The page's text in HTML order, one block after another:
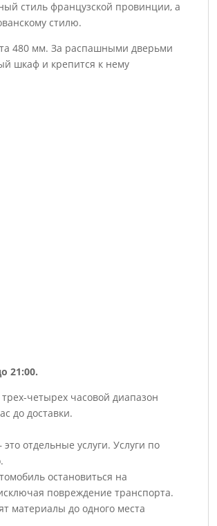
стиль французской провинции, а
стилю.
480 мм. За распашными дверьми
шкаф и крепится к нему
21:00.
четырех часовой диапазон
до доставки.
отдельные услуги. Услуги по
остановиться на
повреждение транспорта.
материалы до одного места